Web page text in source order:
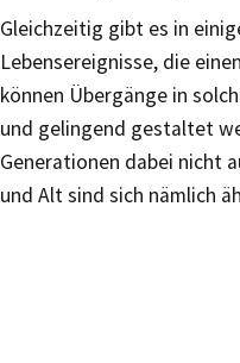
Gleichzeitig gibt es in
Lebensereignisse, die
können Übergänge in
und gelingend gestaltet
Generationen dabei nicht
und Alt sind sich nämlich